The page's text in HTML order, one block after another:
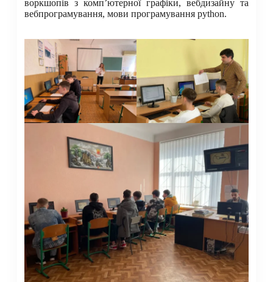
воркшопів з комп’ютерної графіки, вебдизайну та
вебпрограмування, мови програмування python.